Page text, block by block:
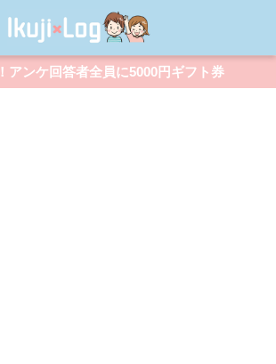
アンケ回答者全員に5000円ギフト券